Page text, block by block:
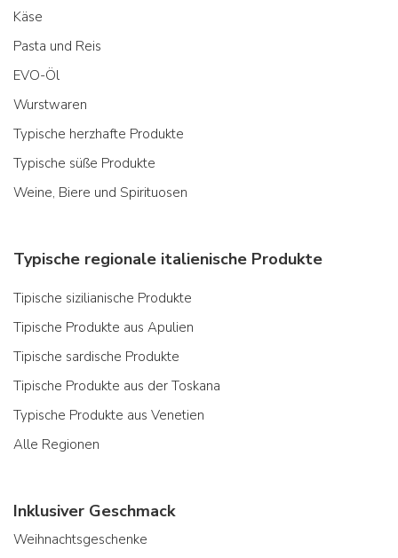
Käse
Pasta und Reis
EVO-Öl
Wurstwaren
Typische herzhafte Produkte
Typische süße Produkte
Weine, Biere und Spirituosen
Typische regionale italienische Produkte
Tipische sizilianische Produkte
Tipische Produkte aus Apulien
Tipische sardische Produkte
Tipische Produkte aus der Toskana
Typische Produkte aus Venetien
Alle Regionen
Inklusiver Geschmack
Weihnachtsgeschenke